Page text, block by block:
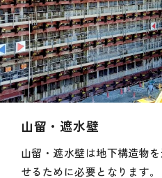
山留・遮水壁
山留・遮水壁は地下構造物
せるために必要となります。